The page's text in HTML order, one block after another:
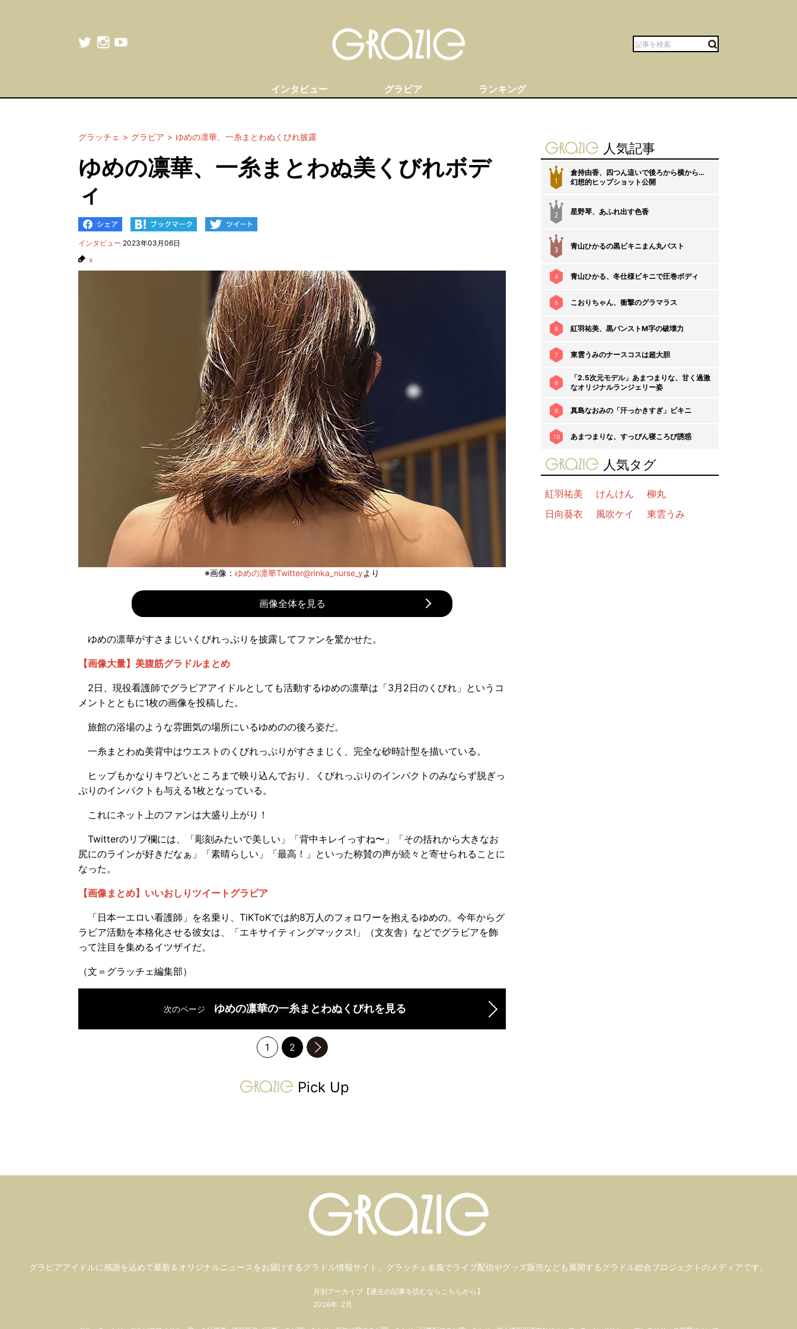
インタビュー グラビア ランキング
グラッチェ グラビア ゆめの凛華、一糸まとわぬくびれ披露
ゆめの凛華、一糸まとわぬ美くびれボデ
ィ
インタビュー 2023年03月06日
x
※画像： ゆめの凛華Twitter@rinka_nurse_yより
画像全体を見る
ゆめの凛華がすさまじいくびれっぷりを披露してファンを驚かせた。
【画像大量】美腹筋グラドルまとめ
2日、現役看護師でグラビアアイドルとしても活動するゆめの凛華は「3月2日のくびれ」というコ
メントとともに1枚の画像を投稿した。
旅館の浴場のような雰囲気の場所にいるゆめのの後ろ姿だ。
一糸まとわぬ美背中はウエストのくびれっぷりがすさまじく、完全な砂時計型を描いている。
ヒップもかなりキワどいところまで映り込んでおり、くびれっぷりのインパクトのみならず脱ぎっ
ぷりのインパクトも与える1枚となっている。
これにネット上のファンは大盛り上がり！
Twitterのリプ欄には、「彫刻みたいで美しい」「背中キレイっすね〜」「その括れから大きなお
尻にのラインが好きだなぁ」「素晴らしい」「最高！」といった称賛の声が続々と寄せられることに
なった。
【画像まとめ】いいおしりツイートグラビア
「日本一エロい看護師」を名乗り、TiKToKでは約8万人のフォロワーを抱えるゆめの。今年からグ
ラビア活動を本格化させる彼女は、「エキサイティングマックス!」（文友舎）などでグラビアを飾
って注目を集めるイツザイだ。
（文＝グラッチェ編集部）
次のページ ゆめの凛華の一糸まとわぬくびれを見る
1 2
次のページへ
gravure-grazie
Pick Up
gravure-grazie
人気記事
1
倉持由香、四つん這いで後ろから横から…
幻想的ヒップショット公開
星野琴、あふれ出す色香
青山ひかるの黒ビキニまん丸バスト
4 青山ひかる、冬仕様ビキニで圧巻ボディ
5 こおりちゃん、衝撃のグラマラス
6 紅羽祐美、黒パンストM字の破壊力
7 東雲うみのナースコスは超大胆
8
「2.5次元モデル」あまつまりな、甘く過激
なオリジナルランジェリー姿
9 真島なおみの「汗っかきすぎ」ビキニ
10 あまつまりな、すっぴん寝ころび誘惑
gravure-grazie
人気タグ
紅羽祐美 けんけん
柳丸
日向葵衣
風吹ケイ 東雲うみ
グラビアアイドルに感謝を込めて最新＆オリジナルニュースをお届けするグラドル情報サイト。 グラッチェ名義でライブ配信やグッズ販売なども 展開するグラドル総合プロジェクトのメディアです。
月別アーカイブ【過去の記事を読むならこちらから】
2026年 2月